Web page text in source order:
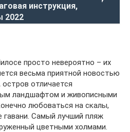
инструкция,
2022
просто невероятно – их
весьма приятной новостью
отличается
ландшафтом и живописными
любоваться на скалы,
Самый лучший пляж
цветными холмами.